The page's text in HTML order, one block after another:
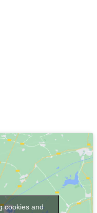
cookies and